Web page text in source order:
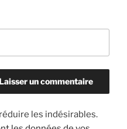
les indésirables.